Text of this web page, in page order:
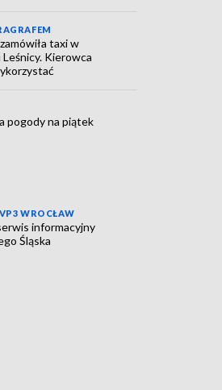
taxi w
Kierowca
pogody na piątek
WROCŁAW
informacyjny
Śląska